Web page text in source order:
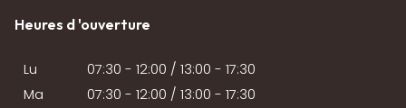
Heures d 'ouverture
Lu
07:30 - 12:00 / 13:00 - 17:30
Ma
07:30 - 12:00 / 13:00 - 17:30